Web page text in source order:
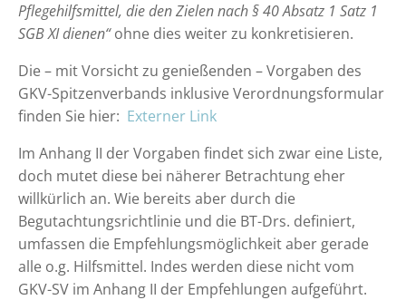
Pflegehilfsmittel, die den Zielen nach § 40 Absatz 1 Satz 1
SGB XI dienen“ohne dies weiter zu konkretisieren.
Die – mit Vorsicht zu genießenden – Vorgaben des
GKV-Spitzenverbands inklusive Verordnungsformular
finden Sie hier: Externer Link
Im Anhang II der Vorgaben findet sich zwar eine Liste,
doch mutet diese bei näherer Betrachtung eher
willkürlich an. Wie bereits aber durch die
Begutachtungsrichtlinie und die BT-Drs. definiert,
umfassen die Empfehlungsmöglichkeit aber gerade
alle o.g. Hilfsmittel. Indes werden diese nicht vom
GKV-SV im Anhang II der Empfehlungen aufgeführt.